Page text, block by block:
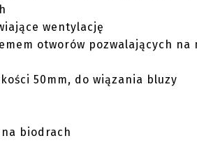
wentylację
otworów pozwalających na
50mm, do wiązania bluzy
biodrach